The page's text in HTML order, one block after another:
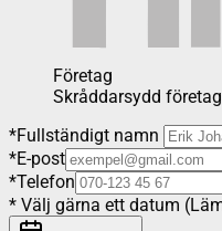
Företag
Skråddarsydd
*Fullständigt namn
*E-post
*Telefon
* Välj gärna ett datum